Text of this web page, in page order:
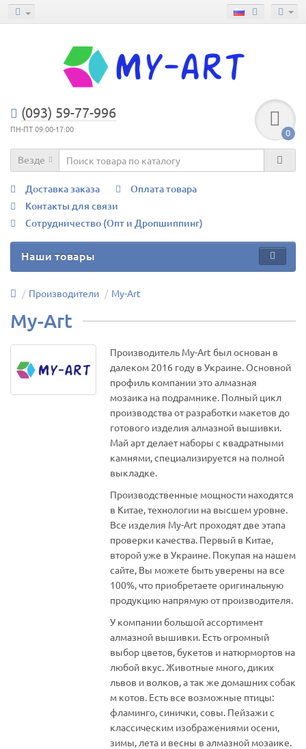
(093) 59-77-996
ПН-ПТ 09:00-17:00 0
Везде
Доставка заказа
Оплата товара
Контакты для связи
Сотрудничество (Опт и Дропшиппинг)
Наши товары
Производители My-Art
My-Art
Производитель My-Art был основан в
далеком 2016 году в Украине. Основной
профиль компании это алмазная
мозаика на подрамнике. Полный цикл
производства от разработки макетов до
готового изделия алмазной вышивки.
Май арт делает наборы с квадратными
камнями, специализируется на полной
выкладке.
Производственные мощности находятся
в Китае, технологии на высшем уровне.
Все изделия My-Art проходят две этапа
проверки качества. Первый в Китае,
второй уже в Украине. Покупая на нашем
сайте, Вы можете быть уверены на все
100%, что приобретаете оригинальную
продукцию напрямую от производителя.
У компании большой ассортимент
алмазной вышивки. Есть огромный
выбор цветов, букетов и натюрмортов на
любой вкус. Животные много, диких
львов и волков, а так же домашних собак
м котов. Есть все возможные птицы:
фламинго, синички, совы. Пейзажи с
классическим изображениями осени,
зимы, лета и весны в алмазной мозаике.